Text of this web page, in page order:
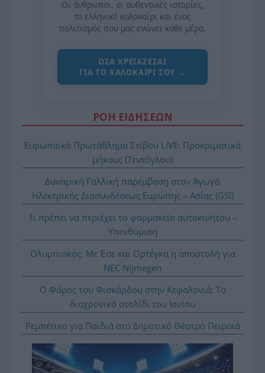
Οι άνθρωποι, οι αυθεντικές ιστορίες,
το ελληνικό καλοκαίρι και ένας
πολιτισμός που μας ενώνει κάθε μέρα.
ΌΣΑ ΧΡΕΙΆΖΕΣΑΙ
ΓΙΑ ΤΟ ΚΑΛΟΚΑΊΡΙ ΣΟΥ →
ΡΟΗ ΕΙΔΗΣΕΩΝ
Ευρωπαϊκό Πρωτάθλημα Στίβου LIVE: Προκριματικά
μήκους (Τεντόγλου)
Δυναμική Γαλλική παρέμβαση στον Αγωγό
Ηλεκτρικής Διασυνδέσεως Ευρώπης – Ασίας (GSI)
Τι πρέπει να περιέχει το φαρμακείο αυτοκινήτου –
Υπενθύμιση
Ολυμπιακός: Με Έσε και Ορτέγκα η αποστολή για
NEC Nijmegen
Ο Φάρος του Φισκάρδου στην Κεφαλονιά: Το
διαχρονικό στολίδι του Ιονίου
Ρεμπέτικο για Παιδιά στο Δημοτικό Θέατρο Πειραιά